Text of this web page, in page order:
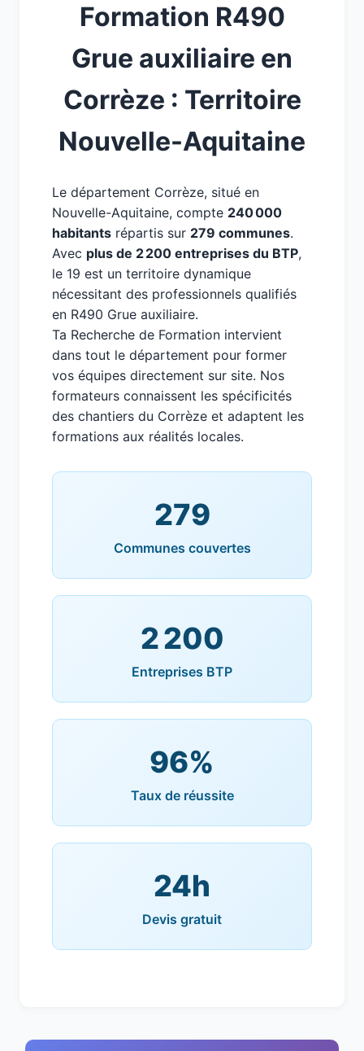
Formation R490
Grue auxiliaire en
Corrèze : Territoire
Nouvelle-Aquitaine
Le département Corrèze, situé en
Nouvelle-Aquitaine, compte 240 000
habitants répartis sur 279 communes.
Avec plus de 2 200 entreprises du BTP,
le 19 est un territoire dynamique
nécessitant des professionnels qualifiés
en R490 Grue auxiliaire.
Ta Recherche de Formation intervient
dans tout le département pour former
vos équipes directement sur site. Nos
formateurs connaissent les spécificités
des chantiers du Corrèze et adaptent les
formations aux réalités locales.
279
Communes couvertes
2 200
Entreprises BTP
96%
Taux de réussite
24h
Devis gratuit